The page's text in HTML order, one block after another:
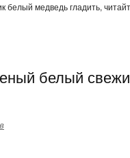
белый медведь гладить,
белый